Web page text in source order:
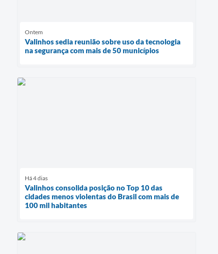
Ontem
Valinhos sedia reunião sobre uso da tecnologia
na segurança com mais de 50 municípios
Há 4 dias
Valinhos consolida posição no Top 10 das
cidades menos violentas do Brasil com mais de
100 mil habitantes